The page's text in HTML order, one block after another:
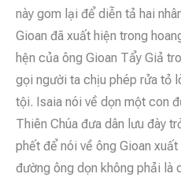
này gom lại để diễn tả hai
Gioan đã xuất hiện trong
hện của ông Gioan Tẩy Giả
gọi người ta chịu phép rửa tỏ
tội. Isaia nói về dọn một con
Thiên Chúa đưa dân lưu đày
phết để nói về ông Gioan
đường ông dọn không phải là